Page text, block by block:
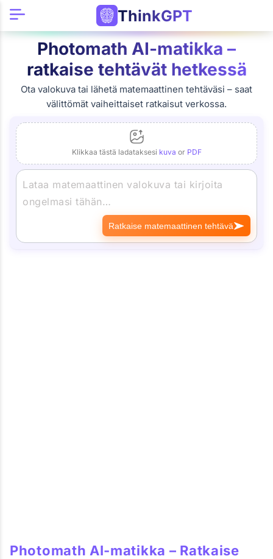
ThinkGPT
Photomath AI-matikka –
ratkaise tehtävät hetkessä
Ota valokuva tai lähetä matemaattinen tehtäväsi – saat
välittömät vaiheittaiset ratkaisut verkossa.
Klikkaa tästä ladataksesi kuva or PDF
Ratkaise matemaattinen tehtävä
Photomath AI-matikka – Ratkaise